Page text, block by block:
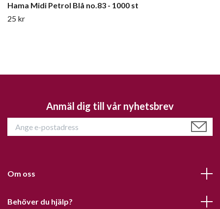
Hama Midi Petrol Blå no.83 - 1000 st
25 kr
Anmäl dig till vår nyhetsbrev
Om oss
Behöver du hjälp?